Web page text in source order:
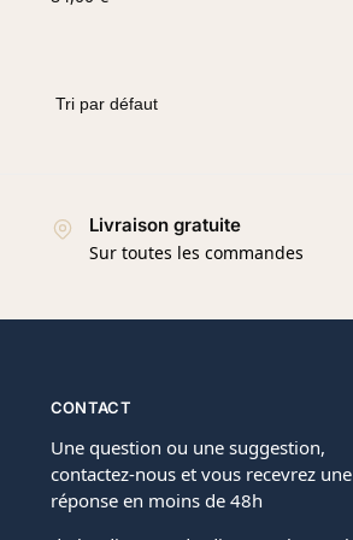
Livraison gratuite
Sur toutes les commandes
CONTACT
Une question ou une suggestion,
contactez-nous et vous recevrez une
réponse en moins de 48h